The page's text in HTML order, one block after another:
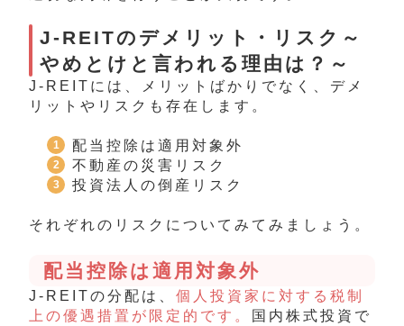
J-REITのデメリット・リスク～
やめとけと言われる理由は？～
J-REITには、メリットばかりでなく、デメ
リットやリスクも存在します。
配当控除は適用対象外
不動産の災害リスク
投資法人の倒産リスク
それぞれのリスクについてみてみましょう。
配当控除は適用対象外
J-REITの分配は、 個人投資家に対する税制
上の優遇措置が限定的です。
国内株式投資で